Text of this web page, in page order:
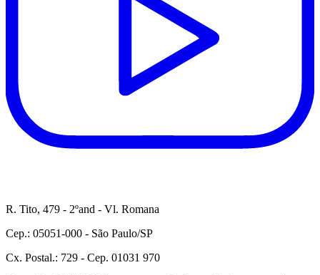
R. Tito, 479 - 2ºand - Vl. Romana
Cep.: 05051-000 - São Paulo/SP
Cx. Postal.: 729 - Cep. 01031 970